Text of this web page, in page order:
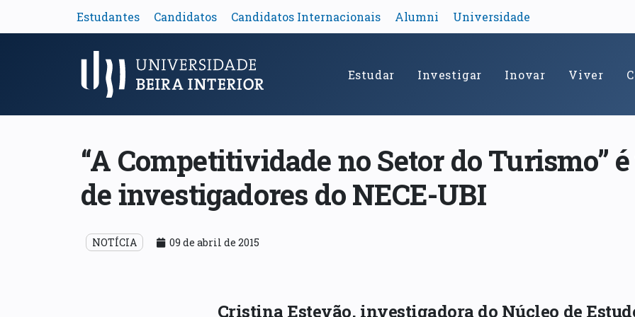
Estudantes Candidatos Candidatos Internacionais Alumni Universidade
Menu Principal Estudar Investigar Inovar Viver
“A Competitividade no Setor do Turismo”
de investigadores do NECE-UBI
NOTÍCIA 09 de abril de 2015
Cristina Estevão, investigadora do Núcleo de